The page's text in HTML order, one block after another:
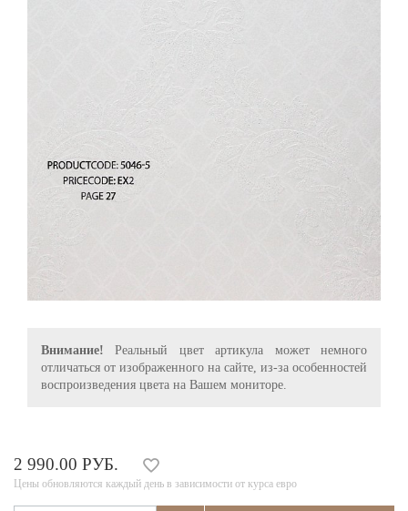
Внимание! Реальный цвет артикула может немного
отличаться от изображенного на сайте, из-за особенностей
воспроизведения цвета на Вашем мониторе.
2 990.00 РУБ.
Цены обновляются каждый день в зависимости от курса евро